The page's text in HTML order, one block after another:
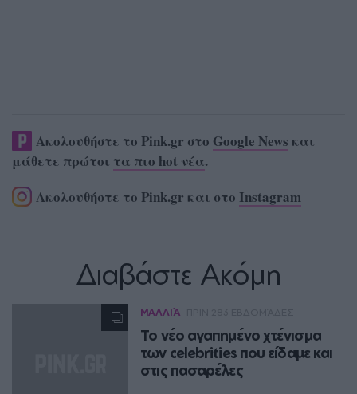
Ακολουθήστε το Pink.gr στο Google News και
μάθετε πρώτοι τα πιο hot νέα.
Ακολουθήστε το Pink.gr και στο Instagram
Διαβάστε Ακόμη
ΜΑΛΛΙΆ
Το νέο αγαπημένο χτένισμα
των celebrities που είδαμε και
στις πασαρέλες